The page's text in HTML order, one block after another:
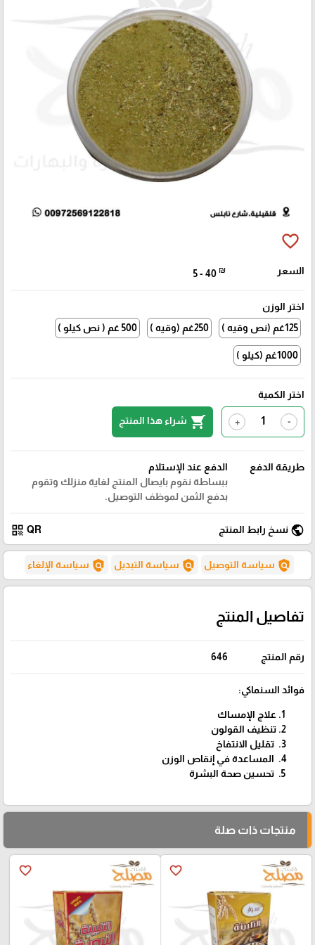
favorite_border
السعر 5 - 40 ₪
اختر الوزن
125غم (نص وقيه )
250غم (وقيه ) 500 غم ( نص كيلو )
1000غم (كيلو )
اختر الكمية
-
+
shopping_cart شراء هذا المنتج
طريقة الدفع
الدفع عند الإستلام
ببساطة نقوم بايصال المنتج لغاية منزلك وتقوم
بدفع الثمن لموظف التوصيل.
public نسخ رابط المنتج QR
qr_code
policy سياسة التوصيل policy سياسة التبديل policy سياسة الإلغاء
تفاصيل المنتج
رقم المنتج 646
فوائد السنماكي:
علاج الإمساك
تنظيف القولون
تقليل الانتفاخ
المساعدة في إنقاص الوزن
تحسين صحة البشرة
منتجات ذات صلة
favorite_border
favorite_border